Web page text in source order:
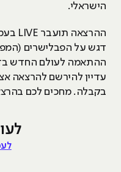
הישראלי.
דגש על הפבלישרים
בקבלה. מחכים לכם